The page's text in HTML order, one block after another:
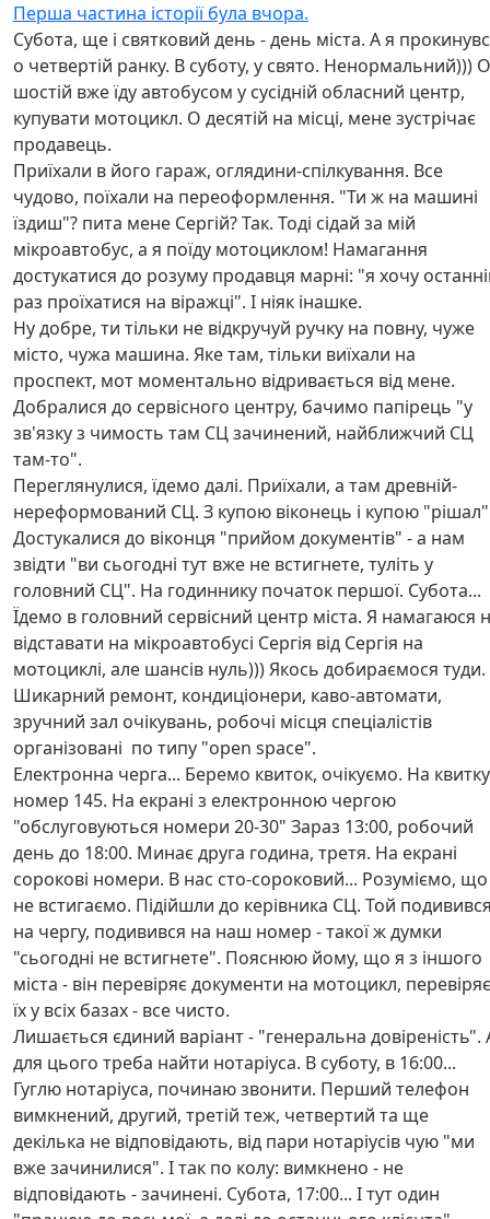
Перша частина історії була вчора.
Субота, ще і святковий день - день міста. А я
о четвертій ранку. В суботу, у свято. Ненормальний))) О
шостій вже їду автобусом у сусідній обласний центр,
купувати мотоцикл. О десятій на місці, мене зустрічає
продавець.
Приїхали в його гараж, оглядини-спілкування. Все
чудово, поїхали на переоформлення. "Ти ж на машині
їздиш"? пита мене Сергій? Так. Тоді сідай за мій
мікроавтобус, а я поїду мотоциклом! Намагання
достукатися до розуму продавця марні: "я хочу
раз проїхатися на віражці". І ніяк інашке.
Ну добре, ти тільки не відкручуй ручку на повну, чуже
місто, чужа машина. Яке там, тільки виїхали на
проспект, мот моментально відривається від мене.
Добралися до сервісного центру, бачимо папірець "у
зв'язку з чимость там СЦ зачинений, найближчий СЦ
там-то".
Переглянулися, їдемо далі. Приїхали, а там древній-
нереформований СЦ. З купою віконець і купою
Достукалися до віконця "прийом документів" - а нам
звідти "ви сьогодні тут вже не встигнете, туліть у
головний СЦ". На годиннику початок першої. Субота...
Їдемо в головний сервісний центр міста. Я намагаюся
відставати на мікроавтобусі Сергія від Сергія на
мотоциклі, але шансів нуль))) Якось добираємося туди.
Шикарний ремонт, кондиціонери, каво-автомати,
зручний зал очікувань, робочі місця спеціалістів
організовані по типу "open space".
Електронна черга... Беремо квиток, очікуємо. На квитку
номер 145. На екрані з електронною чергою
"обслуговуються номери 20-30" Зараз 13:00, робочий
день до 18:00. Минає друга година, третя. На екрані
сорокові номери. В нас сто-сороковий... Розуміємо, що
не встигаємо. Підійшли до керівника СЦ. Той
на чергу, подивився на наш номер - такої ж думки
"сьогодні не встигнете". Пояснюю йому, що я з іншого
міста - він перевіряє документи на мотоцикл, перевіряє
їх у всіх базах - все чисто.
Лишається єдиний варіант - "генеральна довіреність".
для цього треба найти нотаріуса. В суботу, в 16:00...
Гуглю нотаріуса, починаю звонити. Перший телефон
вимкнений, другий, третій теж, четвертий та ще
декілька не відповідають, від пари нотаріусів чую "ми
вже зачинилися". І так по колу: вимкнено - не
відповідають - зачинені. Субота, 17:00... І тут один